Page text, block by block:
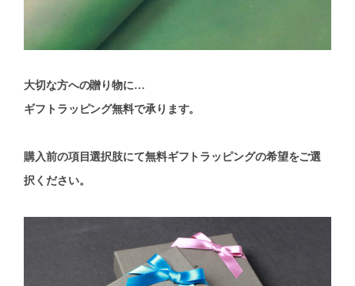
大切な方への贈り物に…
ギフトラッピング無料で承ります。
購入前の項目選択肢にて無料ギフトラッピングの希望をご選
択ください。